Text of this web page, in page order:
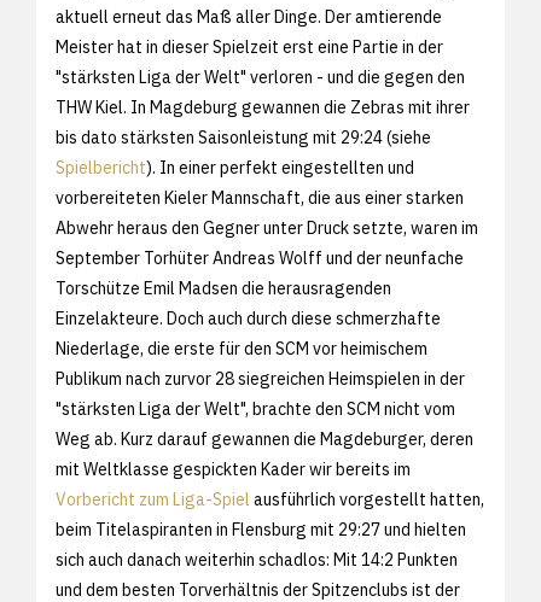
aktuell erneut das Maß aller Dinge. Der amtierende
Meister hat in dieser Spielzeit erst eine Partie in der
"stärksten Liga der Welt" verloren - und die gegen den
THW Kiel. In Magdeburg gewannen die Zebras mit ihrer
bis dato stärksten Saisonleistung mit 29:24 (siehe
Spielbericht). In einer perfekt eingestellten und
vorbereiteten Kieler Mannschaft, die aus einer starken
Abwehr heraus den Gegner unter Druck setzte, waren im
September Torhüter Andreas Wolff und der neunfache
Torschütze Emil Madsen die herausragenden
Einzelakteure. Doch auch durch diese schmerzhafte
Niederlage, die erste für den SCM vor heimischem
Publikum nach zurvor 28 siegreichen Heimspielen in der
"stärksten Liga der Welt", brachte den SCM nicht vom
Weg ab. Kurz darauf gewannen die Magdeburger, deren
mit Weltklasse gespickten Kader wir bereits im
Vorbericht zum Liga-Spiel ausführlich vorgestellt hatten,
beim Titelaspiranten in Flensburg mit 29:27 und hielten
sich auch danach weiterhin schadlos: Mit 14:2 Punkten
und dem besten Torverhältnis der Spitzenclubs ist der